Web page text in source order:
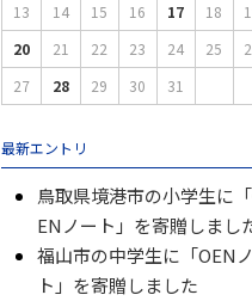
13
14 15 16 17 18
20
21 22 23 24 25
27
28 29 30 31
最新エントリ
鳥取県境港市の小学生に
ENノート」を寄贈しまし
福山市の中学生に「OEN
ト」を寄贈しました